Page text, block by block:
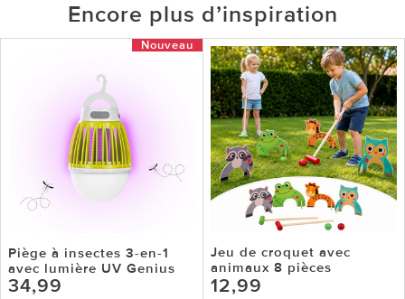
Encore plus d’inspiration
Nouveau
Piège à insectes 3-en-1
avec lumière UV Genius
34,99
Jeu de croquet avec
animaux 8 pièces
12,99